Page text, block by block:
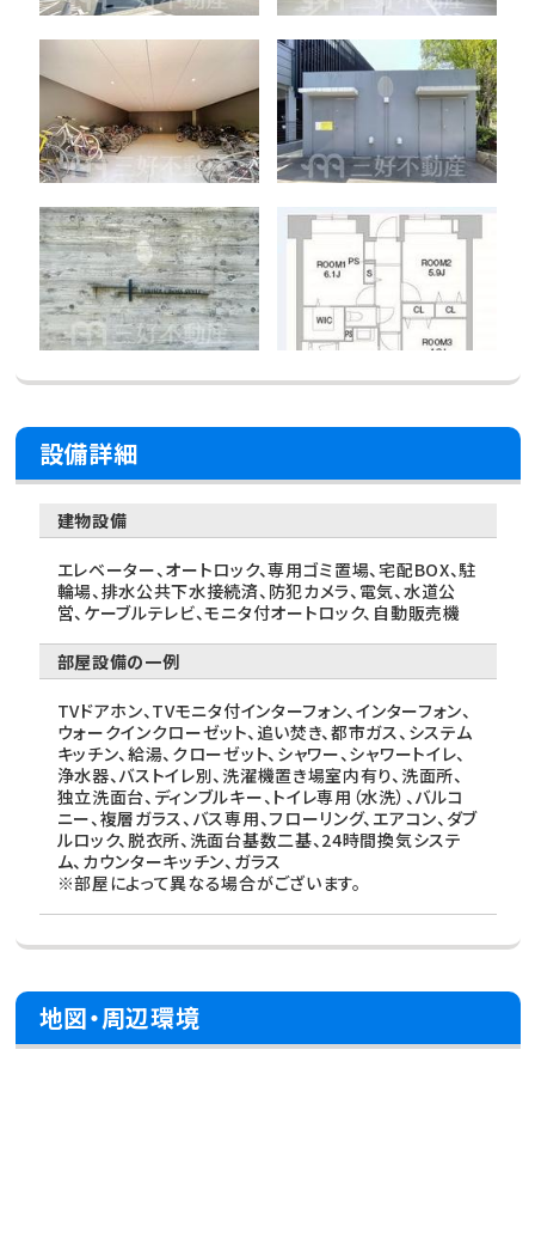
設備詳細
建物設備
エレベーター、オートロック、専用ゴミ置場、宅配BOX、駐
輪場、排水公共下水接続済、防犯カメラ、電気、水道公
営、ケーブルテレビ、モニタ付オートロック、自動販売機
部屋設備の一例
TVドアホン、TVモニタ付インターフォン、インターフォン、
ウォークインクローゼット、追い焚き、都市ガス、システム
キッチン、給湯、クローゼット、シャワー、シャワートイレ、
浄水器、バストイレ別、洗濯機置き場室内有り、洗面所、
独立洗面台、ディンブルキー、トイレ専用（水洗）、バルコ
ニー、複層ガラス、バス専用、フローリング、エアコン、ダブ
ルロック、脱衣所、洗面台基数二基、24時間換気システ
ム、カウンターキッチン、ガラス
※部屋によって異なる場合がございます。
地図・周辺環境